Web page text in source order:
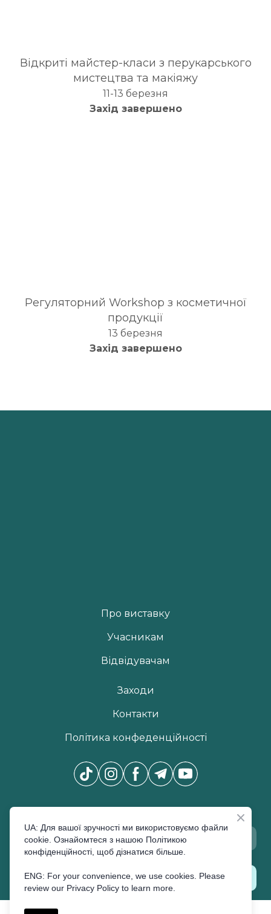
Відкриті майстер-класи з перукарського
мистецтва та макіяжу
11-13 березня
Захід завершено
Регуляторний Workshop з косметичної
продукції
13 березня
Захід завершено
Про виставку
Учасникам
Відвідувачам
Заходи
Контакти
Політика конфеденційності
ПІДПИСАТИСЬ
UA: Для вашої зручності ми використовуємо файли
cookie. Ознайомтеся з нашою Політикою
конфіденційності, щоб дізнатися більше.
ENG: For your convenience, we use cookies. Please
review our Privacy Policy to learn more.